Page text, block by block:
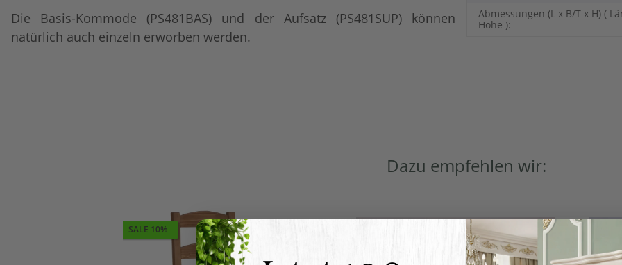
Die Basis-Kommode (PS481BAS) und der Aufsatz (PS481SUP) können
natürlich auch einzeln erworben werden.
Abmessungen (L x B/T x H) (
Höhe ):
Dazu empfehlen wir:
SALE 10%